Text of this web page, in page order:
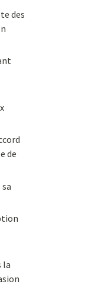
des
de
la